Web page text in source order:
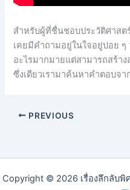
สำหรับผู้ที่ชื่นชอบประวัติศาสต
เคยมีคำถามอยู่ในใจอยู่บ่อย
อะไรมากมายแต่สามารถสร้า
ซึ่งเดียวเรามาค้นหาคำตอบจ
PREVIOUS
Copyright © 2026 เรื่องลึกลับพิ